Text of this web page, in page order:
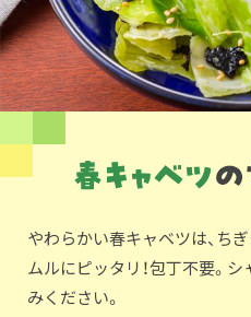
やわらかい春キャベツは、ち
ムルにピッタリ！包丁不要。
みください。